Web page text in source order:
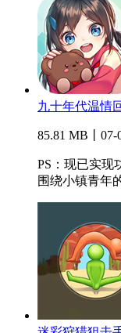
九十年代温情
85.81 MB丨07-
PS：现已实现
围绕小镇青年